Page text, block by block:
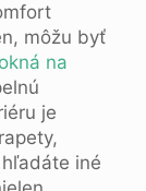
môžu byť
na
je
iné